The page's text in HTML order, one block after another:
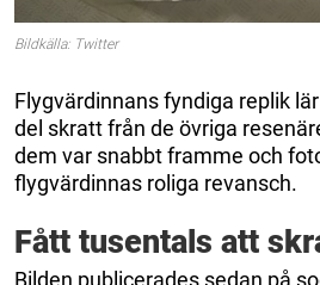
Bildkälla: Twitter
Flygvärdinnans fyndiga replik
del skratt från de övriga
dem var snabbt framme och
flygvärdinnas roliga revansch.
Fått tusentals att